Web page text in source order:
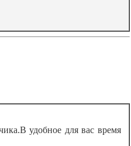
удобное для вас время